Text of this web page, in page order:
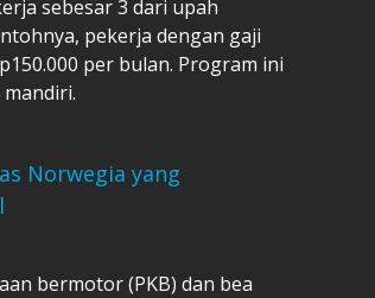
sebesar 3 dari upah
pekerja dengan gaji
per bulan. Program ini
Norwegia yang
bermotor (PKB) dan bea